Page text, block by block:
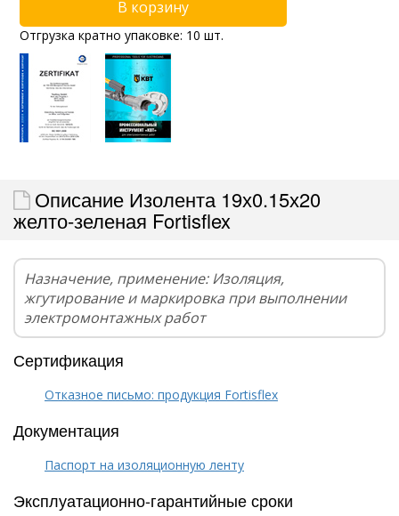
Отгрузка кратно упаковке: 10 шт.
Описание Изолента 19х0.15х20
желто-зеленая Fortisflex
Назначение, применение: Изоляция,
жгутирование и маркировка при выполнении
электромонтажных работ
Сертификация
Отказное письмо: продукция Fortisflex
Документация
Паспорт на изоляционную ленту
Эксплуатационно-гарантийные сроки